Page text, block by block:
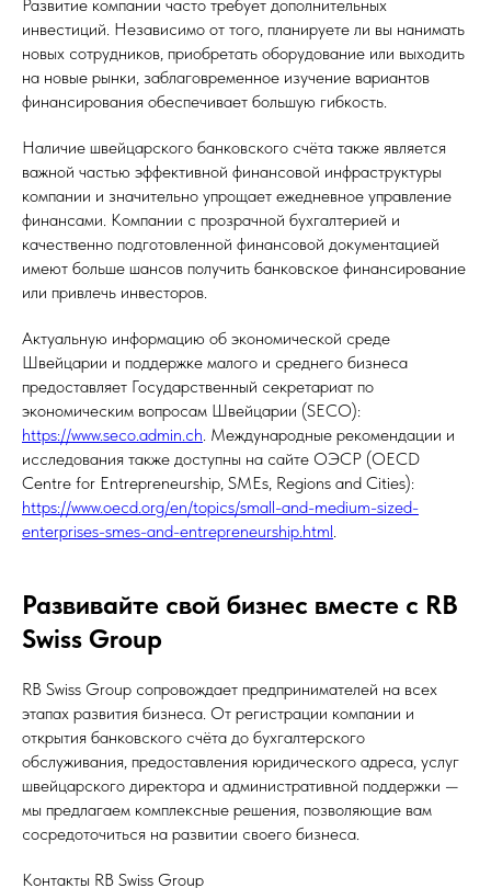
Развитие компании часто требует дополнительных
инвестиций. Независимо от того, планируете ли вы нанимать
новых сотрудников, приобретать оборудование или выходить
на новые рынки, заблаговременное изучение вариантов
финансирования обеспечивает большую гибкость.
Наличие швейцарского банковского счёта также является
важной частью эффективной финансовой инфраструктуры
компании и значительно упрощает ежедневное управление
финансами. Компании с прозрачной бухгалтерией и
качественно подготовленной финансовой документацией
имеют больше шансов получить банковское финансирование
или привлечь инвесторов.
Актуальную информацию об экономической среде
Швейцарии и поддержке малого и среднего бизнеса
предоставляет Государственный секретариат по
экономическим вопросам Швейцарии (SECO):
https://www.seco.admin.ch. Международные рекомендации и
исследования также доступны на сайте ОЭСР (OECD
Centre for Entrepreneurship, SMEs, Regions and Cities):
https://www.oecd.org/en/topics/small-and-medium-sized-
enterprises-smes-and-entrepreneurship.html.
Развивайте свой бизнес вместе с RB
Swiss Group
RB Swiss Group сопровождает предпринимателей на всех
этапах развития бизнеса. От регистрации компании и
открытия банковского счёта до бухгалтерского
обслуживания, предоставления юридического адреса, услуг
швейцарского директора и административной поддержки —
мы предлагаем комплексные решения, позволяющие вам
сосредоточиться на развитии своего бизнеса.
Контакты RB Swiss Group